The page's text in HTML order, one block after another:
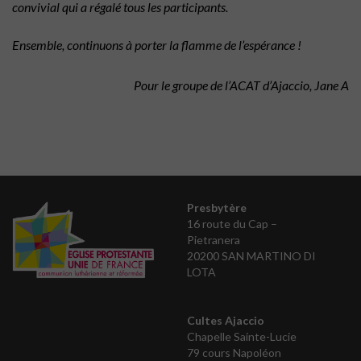
convivial qui a régalé tous les participants.
Ensemble, continuons à porter la flamme de l’espérance !
Pour le groupe de l’ACAT d’Ajaccio, Jane A
Presbytère
16 route du Cap –
Pietranera
20200 SAN MARTINO DI
LOTA
Cultes Ajaccio
Chapelle Sainte-Lucie
79 cours Napoléon